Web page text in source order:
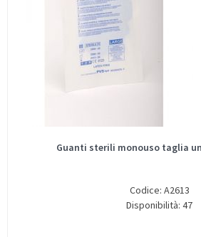
Guanti sterili monouso taglia
Codice: A2613
Disponibilità: 47